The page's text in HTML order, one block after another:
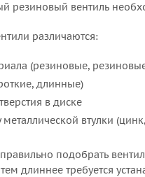
резиновый вентиль
различаются:
(резиновые,
длинные)
в диске
втулки
подобрать
длиннее требуется